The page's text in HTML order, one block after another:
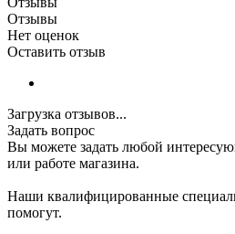
Отзывы
Нет оценок
Оставить отзыв
Загрузка отзывов...
Задать вопрос
Вы можете задать любой
или работе магазина.
Наши квалифицированные
помогут.